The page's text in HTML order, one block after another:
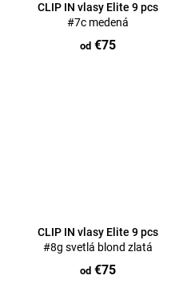
CLIP IN vlasy Elite 9 pcs
#7c medená
od€75
CLIP IN vlasy Elite 9 pcs
#8g svetlá blond zlatá
od€75